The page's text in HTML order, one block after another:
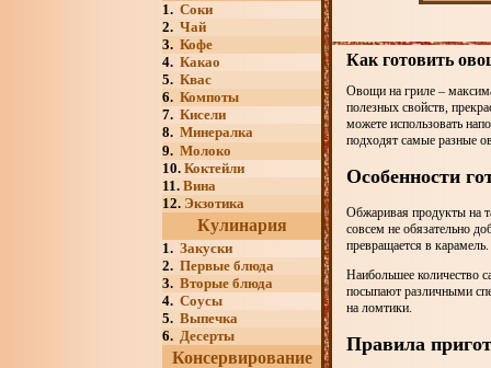
1. Соки
2. Чай
3. Кофе
4. Какао
5. Квас
6. Компоты
7. Кисели
8. Минералка
9. Молоко
10. Коктейли
11. Вина
12. Экзотика
Кулинария
1. Закуски
2. Первые блюда
3. Вторые блюда
4. Соусы
5. Выпечка
6. Десерты
Консервирование
Как готовить
Овощи на гриле –
полезных свойств,
можете использовать
подходят самые разные
Особенности
Обжаривая продукты на
совсем не обязательно
превращается в
Наибольшее количество
посыпают различными
на ломтики.
Правила